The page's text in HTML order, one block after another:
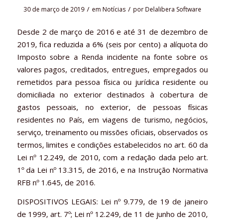
30 de março de 2019 / em Notícias / porDelalibera Software
Desde 2 de março de 2016 e até 31 de dezembro de
2019, fica reduzida a 6% (seis por cento) a alíquota do
Imposto sobre a Renda incidente na fonte sobre os
valores pagos, creditados, entregues, empregados ou
remetidos para pessoa física ou jurídica residente ou
domiciliada no exterior destinados à cobertura de
gastos pessoais, no exterior, de pessoas físicas
residentes no País, em viagens de turismo, negócios,
serviço, treinamento ou missões oficiais, observados os
termos, limites e condições estabelecidos no art. 60 da
Lei nº 12.249, de 2010, com a redação dada pelo art.
1º da Lei nº 13.315, de 2016, e na Instrução Normativa
RFB nº 1.645, de 2016.
DISPOSITIVOS LEGAIS: Lei nº 9.779, de 19 de janeiro
de 1999, art. 7º; Lei nº 12.249, de 11 de junho de 2010,